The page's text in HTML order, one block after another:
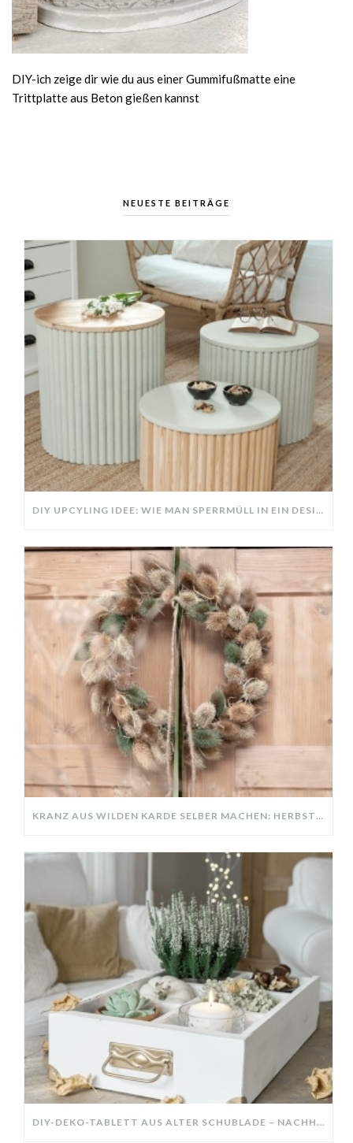
DIY-ich zeige dir wie du aus einer Gummifußmatte eine
Trittplatte aus Beton gießen kannst
NEUESTE BEITRÄGE
DIY UPCYLING IDEE: WIE MAN SPERRMÜLL IN EIN DESIGNER TEIL VERWANDELT
KRANZ AUS WILDEN KARDE SELBER MACHEN: HERBSTDEKO GANZ EINFACH
DIY-DEKO-TABLETT AUS ALTER SCHUBLADE – NACHHALTIGE HERBSTDEKO SELBER MACHEN!